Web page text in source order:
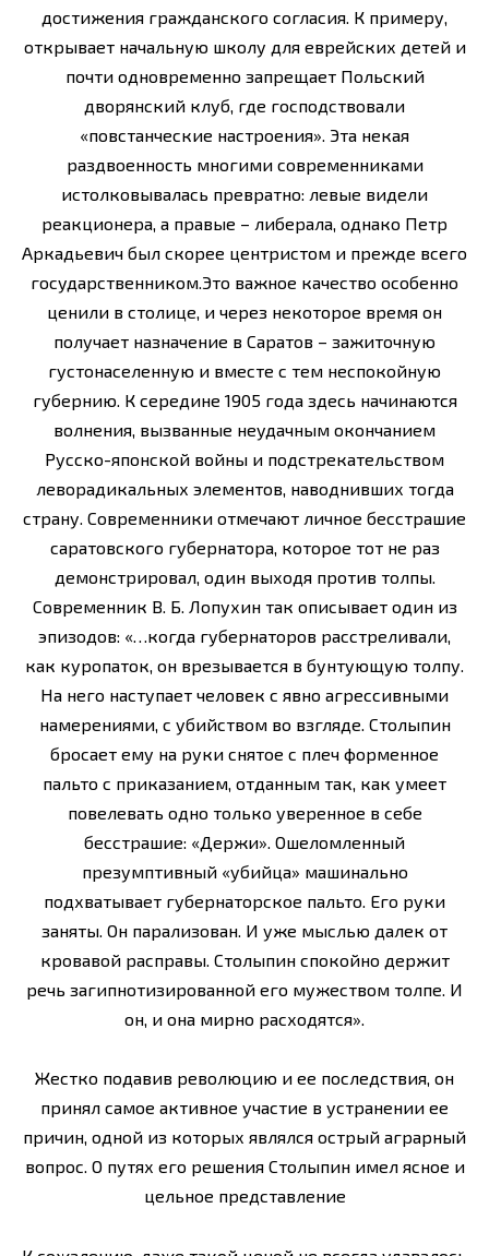
достижения гражданского согласия. К примеру,
открывает начальную школу для еврейских детей и
почти одновременно запрещает Польский
дворянский клуб, где господствовали
«повстанческие настроения». Эта некая
раздвоенность многими современниками
истолковывалась превратно: левые видели
реакционера, а правые – либерала, однако Петр
Аркадьевич был скорее центристом и прежде всего
государственником.Это важное качество особенно
ценили в столице, и через некоторое время он
получает назначение в Саратов – зажиточную
густонаселенную и вместе с тем неспокойную
губернию. К середине 1905 года здесь начинаются
волнения, вызванные неудачным окончанием
Русско-японской войны и подстрекательством
леворадикальных элементов, наводнивших тогда
страну. Современники отмечают личное бесстрашие
саратовского губернатора, которое тот не раз
демонстрировал, один выходя против толпы.
Современник В. Б. Лопухин так описывает один из
эпизодов: «…когда губернаторов расстреливали,
как куропаток, он врезывается в бунтующую толпу.
На него наступает человек с явно агрессивными
намерениями, с убийством во взгляде. Столыпин
бросает ему на руки снятое с плеч форменное
пальто с приказанием, отданным так, как умеет
повелевать одно только уверенное в себе
бесстрашие: «Держи». Ошеломленный
презумптивный «убийца» машинально
подхватывает губернаторское пальто. Его руки
заняты. Он парализован. И уже мыслью далек от
кровавой расправы. Столыпин спокойно держит
речь загипнотизированной его мужеством толпе. И
он, и она мирно расходятся».
Жестко подавив революцию и ее последствия, он
принял самое активное участие в устранении ее
причин, одной из которых являлся острый аграрный
вопрос. О путях его решения Столыпин имел ясное и
цельное представление